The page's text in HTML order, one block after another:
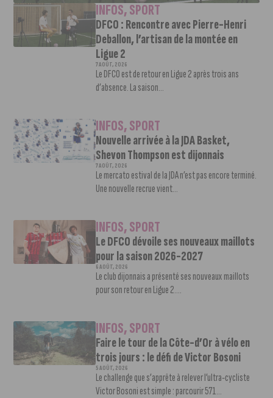
INFOS,SPORT
DFCO : Rencontre avec Pierre-Henri
Deballon, l’artisan de la montée en
Ligue 2
7 AOÛT, 2026
Le DFCO est de retour en Ligue 2 après trois ans
d’absence. La saison...
INFOS,SPORT
Nouvelle arrivée à la JDA Basket,
Shevon Thompson est dijonnais
7 AOÛT, 2026
Le mercato estival de la JDA n’est pas encore terminé.
Une nouvelle recrue vient...
INFOS,SPORT
Le DFCO dévoile ses nouveaux maillots
pour la saison 2026-2027
6 AOÛT, 2026
Le club dijonnais a présenté ses nouveaux maillots
pour son retour en Ligue 2....
INFOS,SPORT
Faire le tour de la Côte-d’Or à vélo en
trois jours : le défi de Victor Bosoni
5 AOÛT, 2026
Le challenge que s’apprête à relever l’ultra-cycliste
Victor Bosoni est simple : parcourir 571...